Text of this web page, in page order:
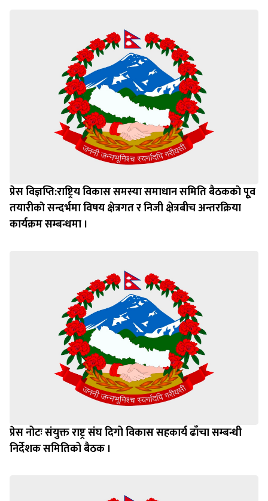
प्रेस विज्ञप्ति:राष्ट्रिय विकास समस्या समाधान समिति बैठककाे पूृव
तयारीकाे सन्दर्भमा विषय क्षेत्रगत र निजी क्षेत्रबीच अन्तरक्रिया
कार्यक्रम सम्बन्धमा ।
प्रेस नोटः संयुक्त राष्ट्र संघ दिगो विकास सहकार्य ढाँचा सम्बन्धी
निर्देशक समितिको बैठक ।